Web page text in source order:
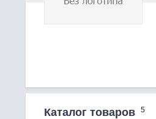
Каталог товаров 5